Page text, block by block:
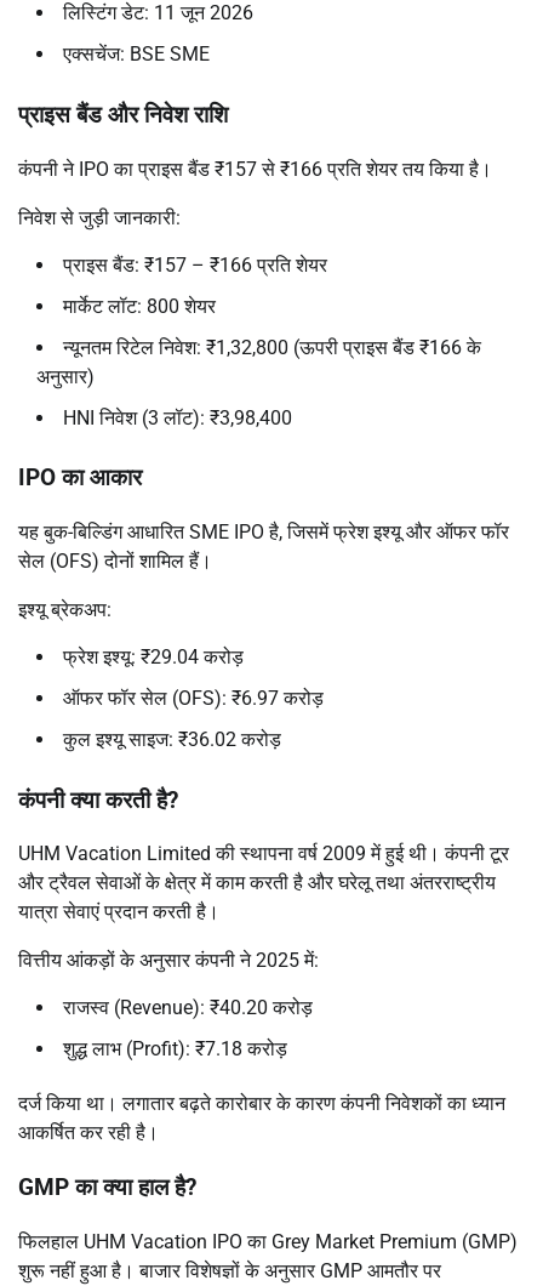
लिस्टिंग डेट: 11 जून 2026
एक्सचेंज: BSE SME
प्राइस बैंड और निवेश राशि
कंपनी ने IPO का प्राइस बैंड ₹157 से ₹166 प्रति शेयर तय किया है।
निवेश से जुड़ी जानकारी:
प्राइस बैंड: ₹157 – ₹166 प्रति शेयर
मार्केट लॉट: 800 शेयर
न्यूनतम रिटेल निवेश: ₹1,32,800 (ऊपरी प्राइस बैंड ₹166 के
अनुसार)
HNI निवेश (3 लॉट): ₹3,98,400
IPO का आकार
यह बुक-बिल्डिंग आधारित SME IPO है, जिसमें फ्रेश इश्यू और ऑफर फॉर
सेल (OFS) दोनों शामिल हैं।
इश्यू ब्रेकअप:
फ्रेश इश्यू: ₹29.04 करोड़
ऑफर फॉर सेल (OFS): ₹6.97 करोड़
कुल इश्यू साइज: ₹36.02 करोड़
कंपनी क्या करती है?
UHM Vacation Limited की स्थापना वर्ष 2009 में हुई थी। कंपनी टूर
और ट्रैवल सेवाओं के क्षेत्र में काम करती है और घरेलू तथा अंतरराष्ट्रीय
यात्रा सेवाएं प्रदान करती है।
वित्तीय आंकड़ों के अनुसार कंपनी ने 2025 में:
राजस्व (Revenue): ₹40.20 करोड़
शुद्ध लाभ (Profit): ₹7.18 करोड़
दर्ज किया था। लगातार बढ़ते कारोबार के कारण कंपनी निवेशकों का ध्यान
आकर्षित कर रही है।
GMP का क्या हाल है?
फिलहाल UHM Vacation IPO का Grey Market Premium (GMP)
शुरू नहीं हुआ है। बाजार विशेषज्ञों के अनुसार GMP आमतौर पर